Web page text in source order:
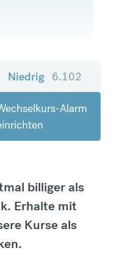
Niedrig 6.102
Alarm
billiger als
Erhalte mit
Kurse als